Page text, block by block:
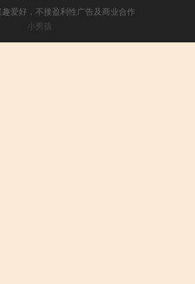
爱好，不接盈利性广告及商业合作
小男孩